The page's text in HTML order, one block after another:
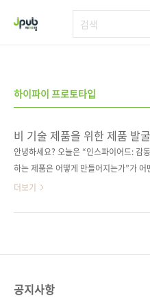
하이파이 프로토타입
비 기술 제품을 위한 제품 발굴
안녕하세요? 오늘은 “인스파이어드: 감
하는 제품은 어떻게 만들어지는가”가 어
을 거쳐 출간되었는지를 소개한 글입니다.
for Non-Technology Products) 원문
더보기
공지사항